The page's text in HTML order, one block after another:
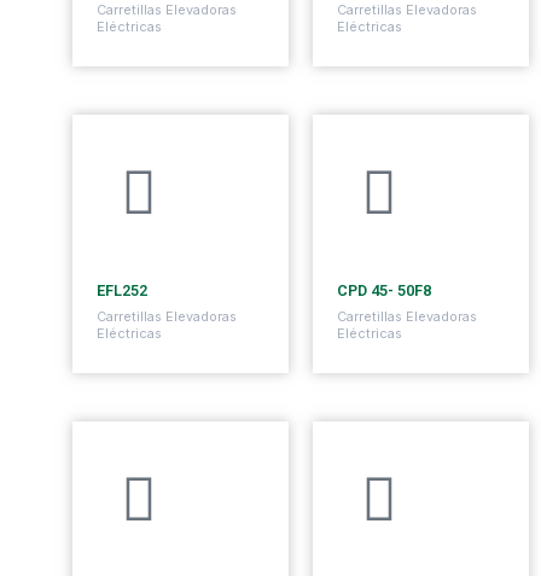
Carretillas Elevadoras
Eléctricas
Carretillas Elevadoras
Eléctricas
EFL252
Carretillas Elevadoras
Eléctricas
CPD 45- 50F8
Carretillas Elevadoras
Eléctricas